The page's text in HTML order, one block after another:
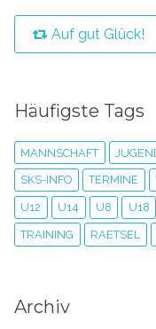
Auf gut Glück!
Häufigste Tags
MANNSCHAFT
SKS-INFO TERMINE
U12 U14 U8 U18
TRAINING RAETSEL
Archiv